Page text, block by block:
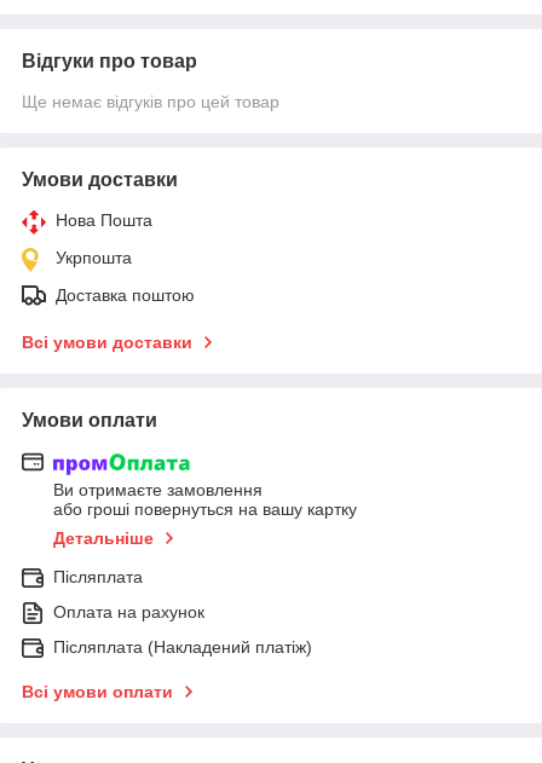
Відгуки про товар
Ще немає відгуків про цей товар
Умови доставки
Нова Пошта
Укрпошта
Доставка поштою
Всі умови доставки
Умови оплати
Ви отримаєте замовлення
або гроші повернуться на вашу картку
Детальніше
Післяплата
Оплата на рахунок
Післяплата (Накладений платіж)
Всі умови оплати